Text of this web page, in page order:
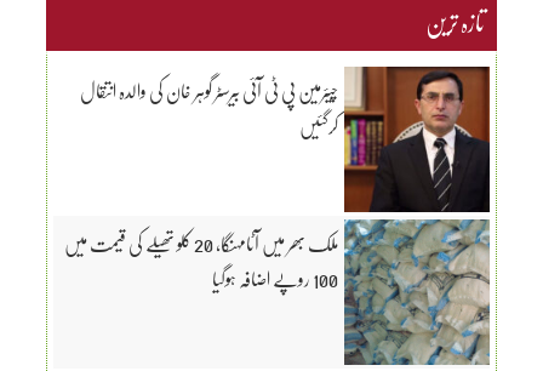
تازہ ترین
چیئرمین پی ٹی آئی بیرسٹر گوہر خان کی والدہ انتقال
کرگئیں
ملک بھر میں آٹامہنگا، 20 کلو تھیلے کی قیمت میں
100 روپے اضافہ ہوگیا